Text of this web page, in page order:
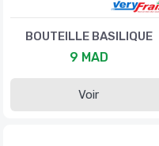
BOUTEILLE BASILIQUE
9 MAD
Voir